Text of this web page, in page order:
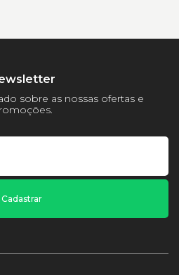
sobre as nossas ofertas e
Cadastrar